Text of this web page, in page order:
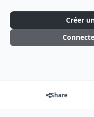
Créer
Share